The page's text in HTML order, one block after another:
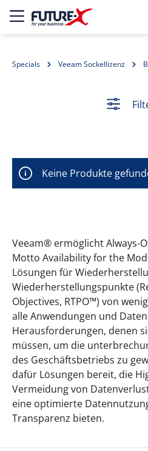
Specials Veeam Sockellizenz
Keine Produkte
Veeam® ermöglicht Always-
Motto Availability for the
Lösungen für
Wiederherstellungspunkte
Objectives, RTPO™) von
alle Anwendungen und
Herausforderungen, denen
müssen, um die
des Geschäftsbetriebs zu
dafür Lösungen bereit, die
Vermeidung von
eine optimierte
Transparenz bieten.